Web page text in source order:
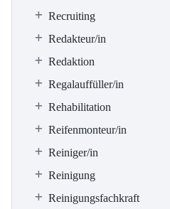
Recruiting
Redakteur/in
Redaktion
Regalauffüller/in
Rehabilitation
Reifenmonteur/in
Reiniger/in
Reinigung
Reinigungsfachkraft